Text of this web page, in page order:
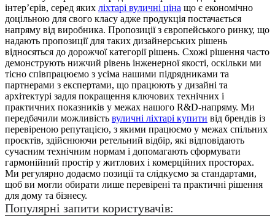
інтер’єрів, серед яких ліхтарі вуличні ціна що є економічно
доцільною для свого класу адже продукція постачається
напряму від виробника. Пропозиції з європейського ринку, що
надають пропозиції для таких дизайнерських рішень
відносяться до дорожчої категорії рішень. Схожі рішення часто
демонструють нижчий рівень інженерної якості, оскільки ми
тісно співпрацюємо з усіма нашими підрядниками та
партнерами з експертами, що працюють у дизайні та
архітектурі задля покращення ключових технічних і
практичних показників у межах нашого R&D-напряму. Ми
передбачили можливість вуличні ліхтарі купити від брендів із
перевіреною репутацією, з якими працюємо у межах спільних
проєктів, здійснюючи ретельний відбір, які відповідають
сучасним технічним нормам і допомагають сформувати
гармонійний простір у житлових і комерційних просторах.
Ми регулярно додаємо позиції та слідкуємо за стандартами,
щоб ви могли обирати лише перевірені та практичні рішення
для дому та бізнесу.
Популярні запити користувачів: